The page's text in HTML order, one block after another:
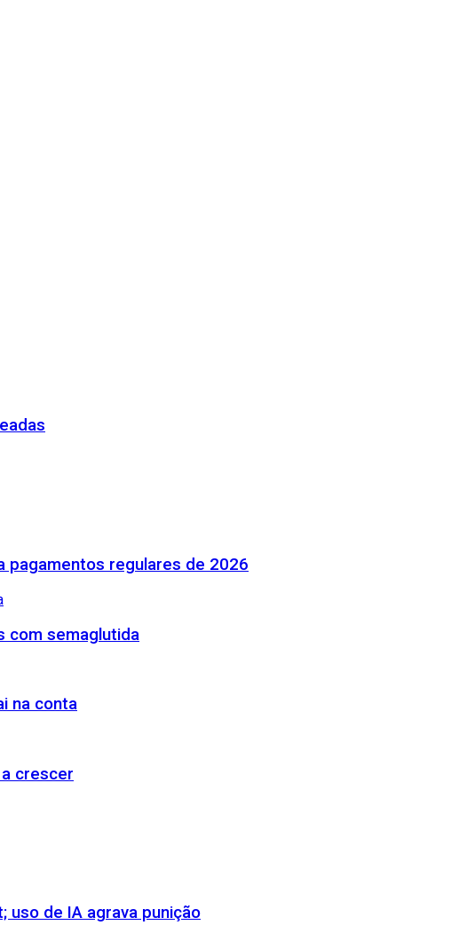
pagamentos regulares de 2026
com semaglutida
na conta
crescer
uso de IA agrava punição